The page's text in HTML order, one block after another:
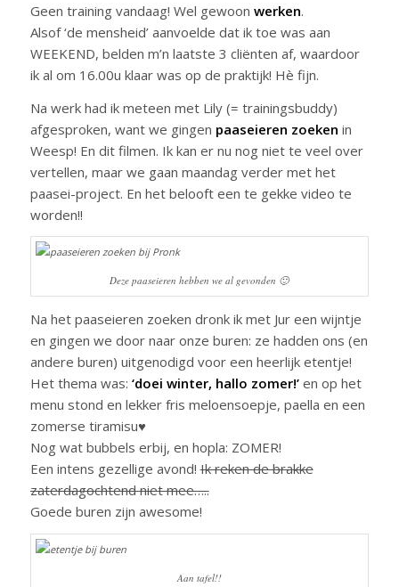
Geen training vandaag! Wel gewoon werken.
Alsof ‘de mensheid’ aanvoelde dat ik toe was aan
WEEKEND, belden m’n laatste 3 cliënten af, waardoor
ik al om 16.00u klaar was op de praktijk! Hè fijn.
Na werk had ik meteen met Lily (= trainingsbuddy)
afgesproken, want we gingen paaseieren zoeken in
Weesp! En dit filmen. Ik kan er nu nog niet te veel over
vertellen, maar we gaan maandag verder met het
paasei-project. En het belooft een te gekke video te
worden!!
Deze paaseieren hebben we al gevonden 🙂
Na het paaseieren zoeken dronk ik met Jur een wijntje
en gingen we door naar onze buren: ze hadden ons (en
andere buren) uitgenodigd voor een heerlijk etentje!
Het thema was: ‘doei winter, hallo zomer!’en op het
menu stond en lekker fris meloensoepje, paella en een
zomerse tiramisu♥
Nog wat bubbels erbij, en hopla: ZOMER!
Een intens gezellige avond!Ik reken de brakke
zaterdagochtend niet mee…..
Goede buren zijn awesome!
Aan tafel!!